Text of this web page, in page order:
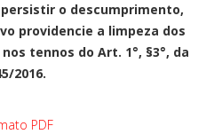
o descumprimento,
providencie a limpeza dos
tennos do Art. 1°, §3°, da
2016.
PDF